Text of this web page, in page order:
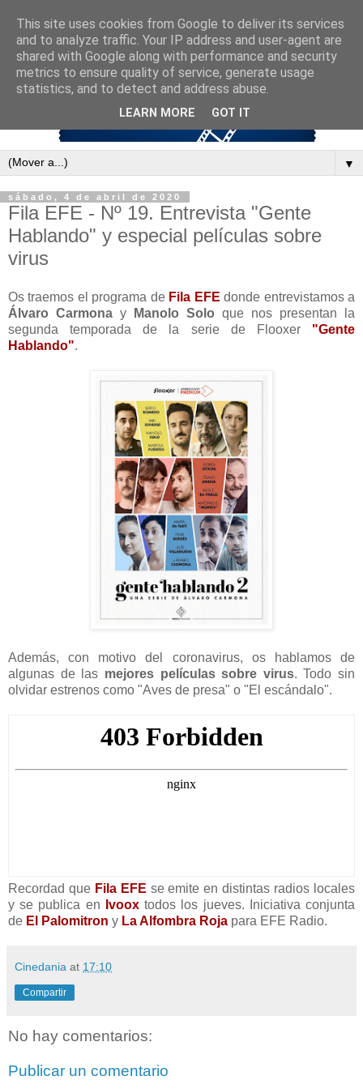
▼
sábado, 4 de abril de 2020
Fila EFE - Nº 19. Entrevista "Gente
Hablando" y especial películas sobre
virus
Os traemos el programa de Fila EFE donde entrevistamos a
Álvaro Carmona y Manolo Solo que nos presentan la
segunda temporada de la serie de Flooxer "Gente
Hablando".
Además, con motivo del coronavirus, os hablamos de
algunas de las mejores películas sobre virus. Todo sin
olvidar estrenos como "Aves de presa" o "El escándalo".
Recordad que Fila EFE se emite en distintas radios locales
y se publica en
Ivooxtodos los jueves. Iniciativa conjunta
de El Palomitron y La Alfombra Roja para EFE Radio.
Cinedania at 17:10
Compartir
No hay comentarios:
Publicar un comentario
This site uses cookies from Google to deliver its services
and to analyze traffic. Your IP address and user-agent are
shared with Google along with performance and security
metrics to ensure quality of service, generate usage
statistics, and to detect and address abuse.
LEARN MORE GOT IT